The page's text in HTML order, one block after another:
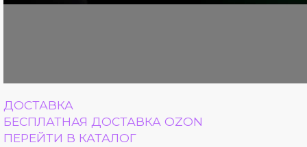
ДОСТАВКА
БЕСПЛАТНАЯ ДОСТАВКА OZON
ПЕРЕЙТИ В КАТАЛОГ